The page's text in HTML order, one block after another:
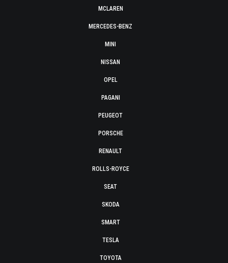
MCLAREN
MERCEDES-BENZ
MINI
NISSAN
OPEL
PAGANI
PEUGEOT
PORSCHE
RENAULT
ROLLS-ROYCE
SEAT
SKODA
SMART
TESLA
TOYOTA